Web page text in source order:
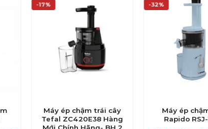
-17%
Máy ép chậm trái cây
Tefal ZC420E38 Hàng
-32%
Máy ép
Rapido